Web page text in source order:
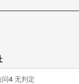
问4 无判定